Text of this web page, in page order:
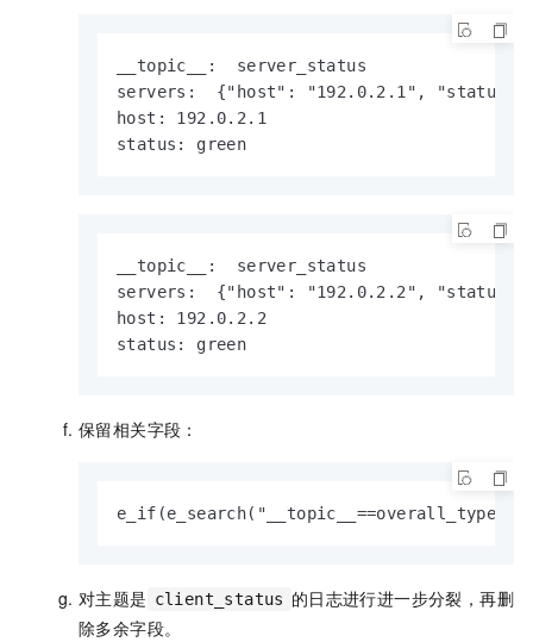
__topic__:  server_status
servers:  {"host": "192.0.2.1", "status":
host: 192.0.2.1
status: green
__topic__:  server_status
servers:  {"host": "192.0.2.2", "status":
host: 192.0.2.2
status: green
保留相关字段：
对主题是 client_status 的日志进行进一步分裂，再删
除多余字段。